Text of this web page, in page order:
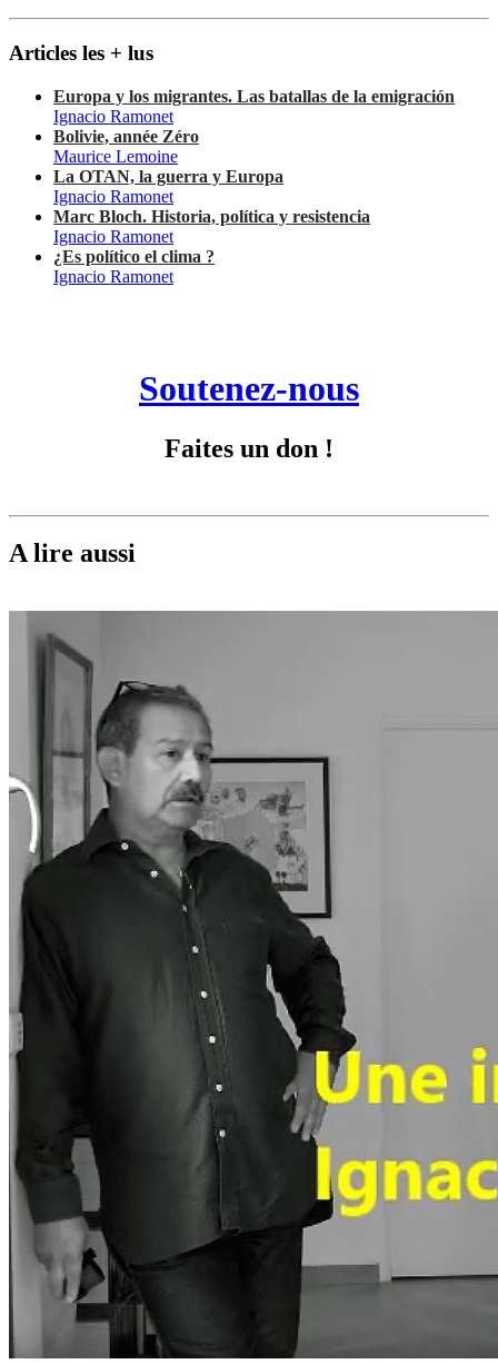
Articles les + lus
Europa y los migrantes. Las batallas de la emigración
Ignacio Ramonet
Bolivie, année Zéro
Maurice Lemoine
La OTAN, la guerra y Europa
Ignacio Ramonet
Marc Bloch. Historia, política y resistencia
Ignacio Ramonet
¿Es político el clima ?
Ignacio Ramonet
Soutenez-nous
Faites un don !
A lire aussi